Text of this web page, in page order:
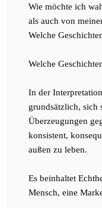
Wie möchte ich
als auch von
Welche
Welche
In der
grundsätzlich, sich
Überzeugungen
konsistent,
außen zu leben.
Es beinhaltet
Mensch, eine